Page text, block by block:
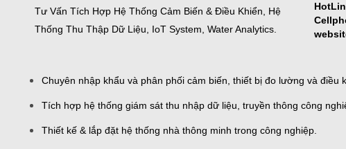
Tư Vấn Tích Hợp Hệ Thống Cảm Biến & Điều Khiển, Hệ
Thống Thu Thập Dữ Liệu, IoT System, Water Analytics.
Chuyên nhập khẩu và phân phối cảm biến, thiết bị đo lường và điều
Tích hợp hệ thống giám sát thu nhập dữ liệu, truyền thông công
Thiết kế & lắp đặt hệ thống nhà thông minh trong công nghiệp.